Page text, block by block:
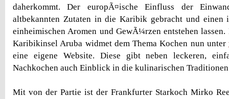
daherkommt. Der europÃ¤ische Einfluss der
altbekannten Zutaten in die Karibik gebracht und einen
einheimischen Aromen und GewÃ¼rzen entstehen
Karibikinsel Aruba widmet dem Thema Kochen nun unter
eine eigene Website. Diese gibt neben leckeren,
Nachkochen auch Einblick in die kulinarischen
Mit von der Partie ist der Frankfurter Starkoch Mirko